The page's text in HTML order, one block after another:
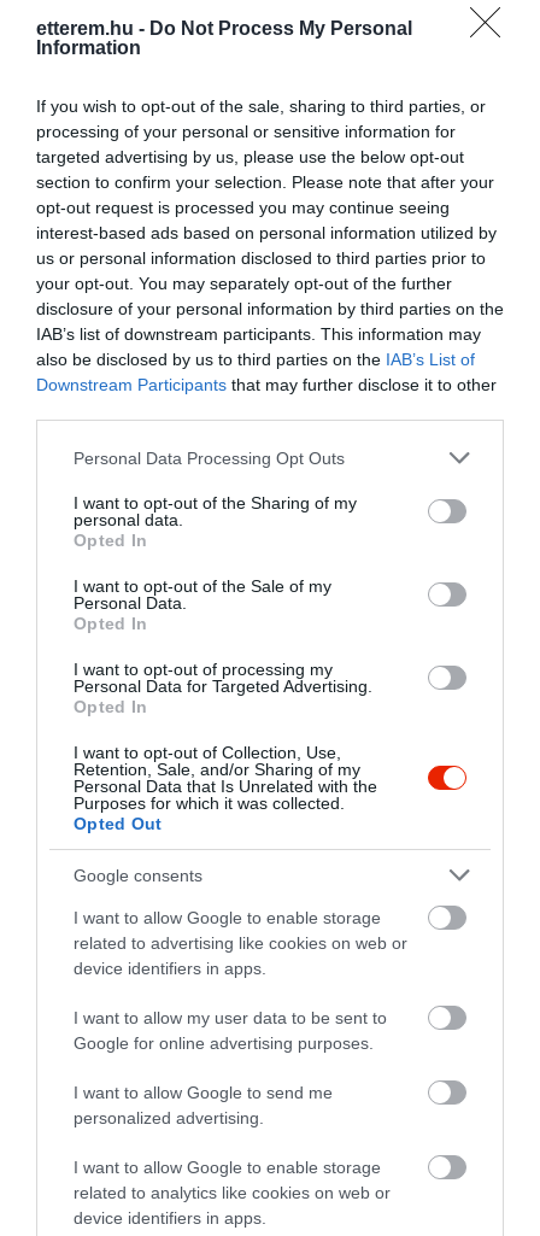
etterem.hu - Do Not Process My Personal
Information
If you wish to opt-out of the sale, sharing to third parties, or
processing of your personal or sensitive information for
targeted advertising by us, please use the below opt-out
section to confirm your selection. Please note that after your
opt-out request is processed you may continue seeing
interest-based ads based on personal information utilized by
us or personal information disclosed to third parties prior to
your opt-out. You may separately opt-out of the further
disclosure of your personal information by third parties on the
IAB’s list of downstream participants. This information may
also be disclosed by us to third parties on the IAB’s List of
Downstream Participants that may further disclose it to other
Please note that this website/app uses one or more Google
not limited to your visit or usage behaviour. You may click to
grant or deny consent to Google and its third-party tags to
use your data for below specified purposes in below Google
consent section.
Personal Data Processing Opt Outs
I want to opt-out of the Sharing of my
personal data.
Opted In
I want to opt-out of the Sale of my
Personal Data.
Opted In
I want to opt-out of processing my
Personal Data for Targeted Advertising.
Opted In
I want to opt-out of Collection, Use,
Retention, Sale, and/or Sharing of my
Personal Data that Is Unrelated with the
Purposes for which it was collected.
Opted Out
Google consents
I want to allow Google to enable storage
related to advertising like cookies on web or
device identifiers in apps.
I want to allow my user data to be sent to
Google for online advertising purposes.
I want to allow Google to send me
personalized advertising.
I want to allow Google to enable storage
related to analytics like cookies on web or
device identifiers in apps.
megvásárolhatod de ki is bérelheted a
kiegészítőket, ruhákat.
Kapcsolat
+36 30 934 9434
info@lokalbar.hu
www.lokalbar.hu
fb.com/pages/Lokál-Kávézó-és-Bár/152848808099557
Probléma jelentése Te vagy a tulajdonos?
Értékelések
3.0 5 1
3 0
2